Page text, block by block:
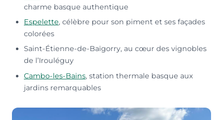
charme basque authentique
Espelette, célèbre pour son piment et ses façades
colorées
Saint-Étienne-de-Baïgorry, au cœur des vignobles
de l’Irouléguy
Cambo-les-Bains, station thermale basque aux
jardins remarquables